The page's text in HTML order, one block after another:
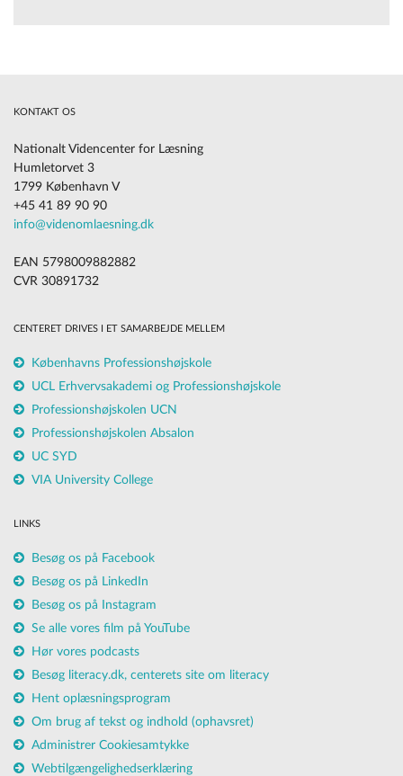
KONTAKT OS
Nationalt Videncenter for Læsning
Humletorvet 3
1799 København V
+45 41 89 90 90
info@videnomlaesning.dk
EAN 5798009882882
CVR 30891732
CENTERET DRIVES I ET SAMARBEJDE MELLEM
Københavns Professionshøjskole
UCL Erhvervsakademi og Professionshøjskole
Professionshøjskolen UCN
Professionshøjskolen Absalon
UC SYD
VIA University College
LINKS
Besøg os på Facebook
Besøg os på LinkedIn
Besøg os på Instagram
Se alle vores film på YouTube
Hør vores podcasts
Besøg literacy.dk, centerets site om literacy
Hent oplæsningsprogram
Om brug af tekst og indhold (ophavsret)
Administrer Cookiesamtykke
Webtilgængelighedserklæring